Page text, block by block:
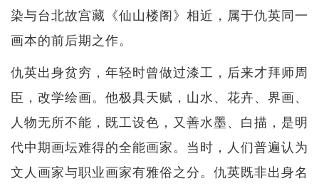
染与台北故宫藏《仙山楼阁》相近，属于仇英同一
画本的前后期之作。
仇英出身贫穷，年轻时曾做过漆工，后来才拜师周
臣，改学绘画。他极具天赋，山水、花卉、界画、
人物无所不能，既工设色，又善水墨、白描，是明
代中期画坛难得的全能画家。当时，人们普遍认为
文人画家与职业画家有雅俗之分。仇英既非出身名